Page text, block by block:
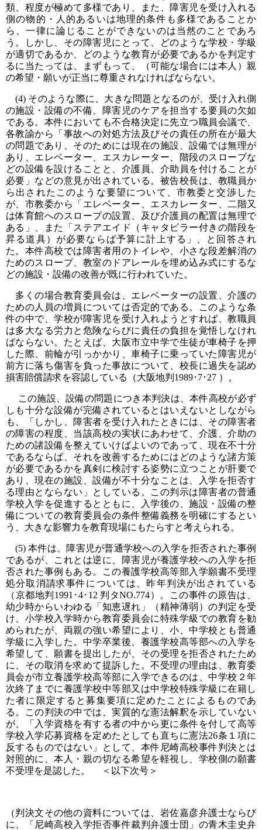
類、程度が極めて多様であり、また、障害児を受け入れる
側の物的・人的あるいは地理的条件も多様であることか
ら、一律に論じることができないのは当然のことであろ
う。しかし、その障害児にとって、どのような学校・学級
が適切であるか、どのような教育が必要であるかを判定す
るに当たっては、まずもって、（可能な場合には本人）親
の希望・願いが正当に尊重されなければならない。
(4) そのような際に、大きな問題となるのが、受け入れ側
の施設・設備の不備、障害児のケアを担当する要員の欠如
である。本件においても不合格決定に先立つ職員会議で、
各教諭から「事故への対処方法及びその責任の所在が最大
の問題であり、そのためには現在の施設、設備では無理が
あり、エレベーター、エスカレーター、階段のスロープな
どの設備を設けることと、介護員、介助員を付けることが
必要」などの意見が出されている。被告校長は、教職員か
ら出されたこのような要望について、市教委と交渉した
が、市教委から「エレベーター、エスカレーター、二階又
は体育館へのスロープの設置、及び介護員の配置は無理で
ある」、また「ステアエイド（キャタビラー付きの階段を
昇る道具）が必要ならば予算に計上する」、と回答され
た。本件高校では障害者用のトイレや、小さな段差解消の
ためのスロープ、教室のドアレールを埋め込み式にするな
どの施設・設備の改善が既に行われていた。
多くの場合教育委員会は、エレベーターの設置、介護の
ための人員の増員については否定的である。このような条
件の中で、学校が障害児を受け入れようとすれば、教職員
は多大なる労力と危険ならびに責任の負担を覚悟しなけれ
ばならない。たとえば、大阪市立中学で生徒が車椅子を押
した際、前輪が引っかかり、車椅子に乗っていた障害児が
前方に落ち傷害を負った事故について、校長に過失を認め
損害賠償請求を容認している（大阪地判1989･7･27 ）。
この施設、設備の問題につき本判決は、本件高校が必ず
しも十分な設備が完備されているとはいえないとしながら
も、「しかし、障害者を受け入れたときには、その障害者
の障害の程度、当該高校の実状にあわせて、介護、介助の
ための諸設備を整えていけばよいのであって、現在不十分
であるならば、それを改善するためにはどのような諸方策
が必要であるかを真剣に検討する姿勢に立つことが肝要で
あり、現在の施設、設備が不十分なことは、入学を拒否す
る理由とならない」としている。この判示は障害者の普通
学校入学を促進するとともに、入学後の、施設・設備の整
備についての教育委員会の条件整備義務を明確にするとい
う、大きな影響力を教育現場にもたらすと考えられる。
(5) 本件は、障害児が普通学校への入学を拒否された事例
であるが、これとは逆に、障害児が養護学校への入学を拒
否された事例もある。この養護学校高等部入学願書不受理
処分取消請求事件については、昨年判決が出されている
（京都地判1991･4･12 判タNO.774）。この事件の原告は、
幼少時からいわゆる「知恵遅れ」（精神薄弱）の判定を受
け、小学校入学時から教育委員会に特殊学級での教育を勧
められたが、両親の強い希望により、小、中学校とも普通
学級に入学した。中学卒業後、養護学校高等部への入学を
希望して、願書を提出したが、その受理を拒否されたため
に、その取消を求めて提訴した。不受理の理由は、教育委
員会が市立養護学校高等部に入学できるのは、中学校２年
次終了までに養護学校中等部又は中学校特殊学級に在籍し
た者に限定すると募集要項に定めたことによるものであ
る。この判決の中では、実質的な憲法解釈を示していない
が、「入学資格を有する者の中から更に条件を付して高等
学校入学応募資格を定めたとしても直ちに憲法26条１項に
反するものではない」として、本件尼崎高校事件判決とは
対照的に、本人・親の切なる希望を軽視し、学校側の願書
不受理を是認した。 ＜以下次号＞
（判決文その他の資料については、岩佐嘉彦弁護士ならび
に、「尼崎高校入学拒否事件裁判弁護士団」の青木圭史弁